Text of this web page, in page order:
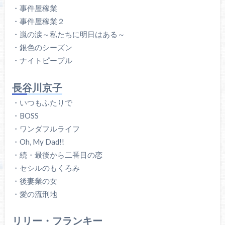
・事件屋稼業
・事件屋稼業２
・嵐の涙～私たちに明日はある～
・銀色のシーズン
・ナイトピープル
長谷川京子
・いつもふたりで
・BOSS
・ワンダフルライフ
・Oh, My Dad!!
・続・最後から二番目の恋
・セシルのもくろみ
・後妻業の女
・愛の流刑地
リリー・フランキー